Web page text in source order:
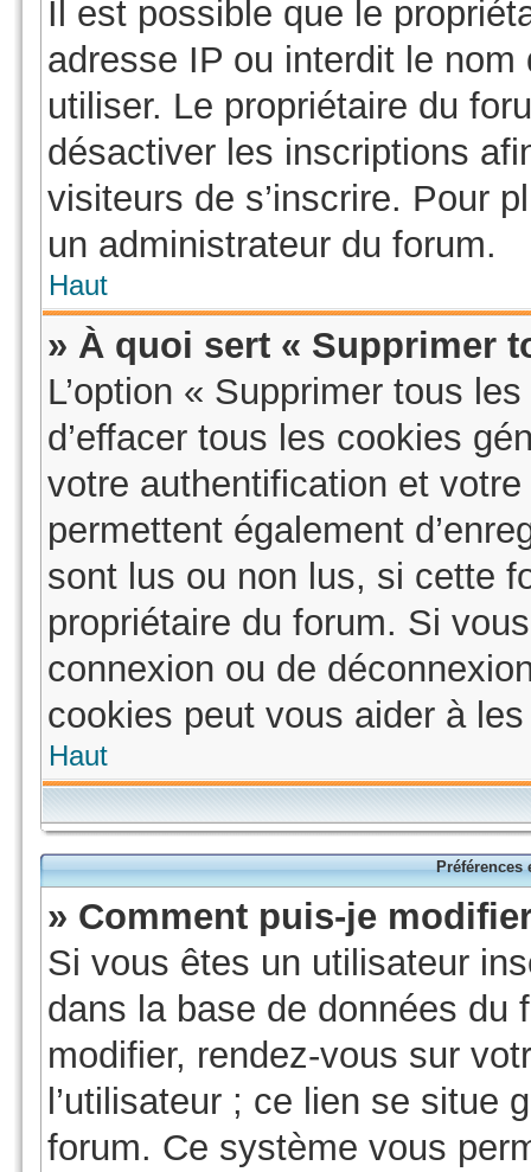
Il est possible que le
adresse IP ou interdit le nom
utiliser. Le propriétaire du
désactiver les inscriptions
visiteurs de s’inscrire. Pour
un administrateur du forum.
Haut
» À quoi sert « Supprimer
L’option « Supprimer tous
d’effacer tous les cookies
votre authentification et
permettent également
sont lus ou non lus, si cette
propriétaire du forum. Si
connexion ou de
cookies peut vous aider à
Haut
Préférences
» Comment puis-je
Si vous êtes un utilisateur
dans la base de données du
modifier, rendez-vous sur
l’utilisateur ; ce lien se situe
forum. Ce système vous